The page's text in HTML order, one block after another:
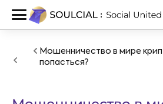
Мошенничество в мире
попасться?